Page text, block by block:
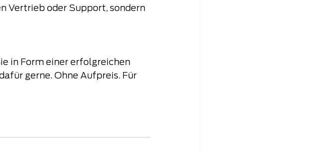
Vertrieb oder Support, sondern
in Form einer erfolgreichen
gerne. Ohne Aufpreis. Für